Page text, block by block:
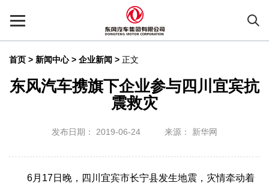
首页 > 新闻中心 > 企业新闻 > 正文
东风汽车携旗下企业参与四川宜宾抗
震救灾
发布日期： 2019-06-24 来源： 新华网
6月17日晚，四川宜宾市长宁县发生地震，灾情牵动着